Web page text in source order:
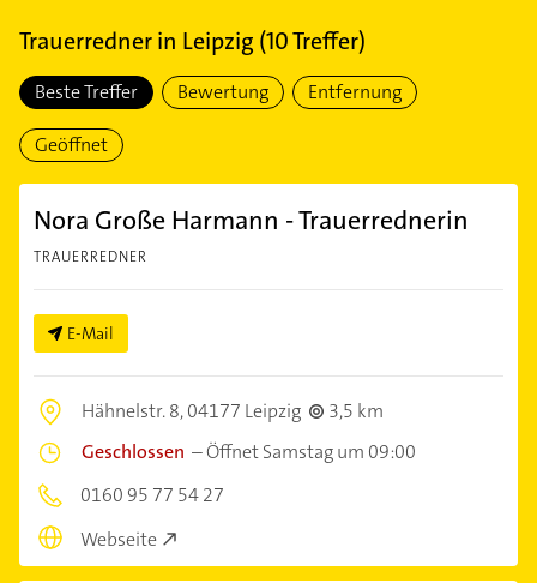
Trauerrednerin Leipzig (10Treffer)
Beste Treffer Bewertung Entfernung
Geöffnet
Nora Große Harmann - Trauerrednerin
TRAUERREDNER
E-Mail
Hähnelstr. 8,04177 Leipzig
3,5 km
Geschlossen –Öffnet Samstag um 09:00
0160 95 77 54 27
Webseite